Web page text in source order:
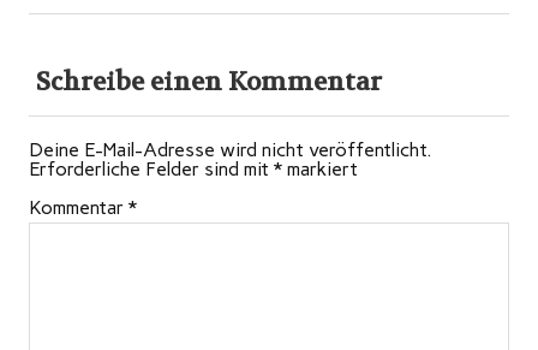
Schreibe einen Kommentar
Deine E-Mail-Adresse wird nicht veröffentlicht.
Erforderliche Felder sind mit * markiert
Kommentar *